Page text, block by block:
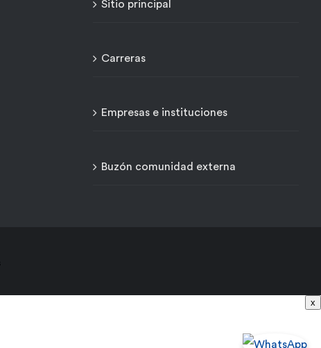
Sitio principal
Carreras
Empresas e instituciones
Buzón comunidad externa
x